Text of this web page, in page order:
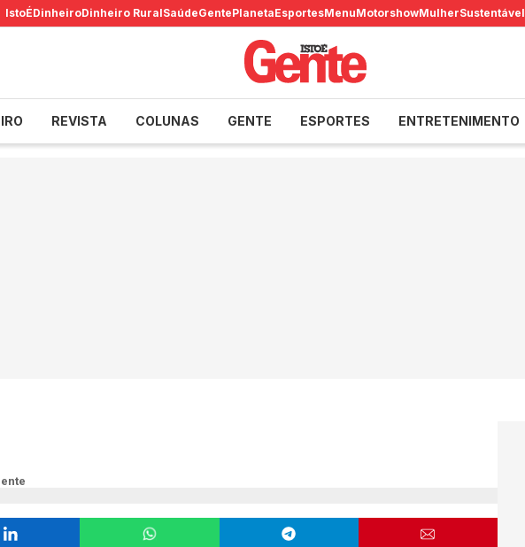
IstoÉDinheiroDinheiro RuralSaúdeGentePlanetaEsportesMenuMotorshowMulherSustentável
REVISTA COLUNAS GENTE ESPORTES ENTRETENIMENTO